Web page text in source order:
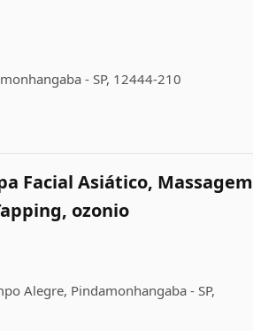
- SP, 12444-210
Facial Asiático, Massagem
ozonio
Alegre, Pindamonhangaba - SP,